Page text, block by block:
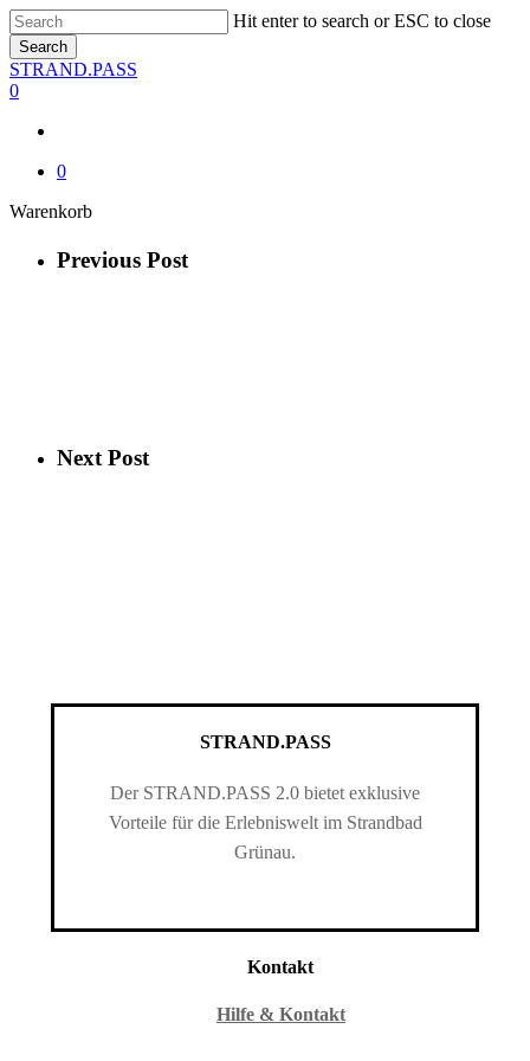
Skip
to
main
content
Hit enter to search or ESC to close
Search
Close
Search
STRAND.PASS
0
0
WarenkorbClose
Previous Post
Next Post
STRAND.PASS
Der STRAND.PASS 2.0 bietet exklusive
Vorteile für die Erlebniswelt im Strandbad
Grünau.
Kontakt
Hilfe & Kontakt